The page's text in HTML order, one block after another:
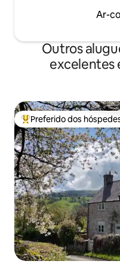
Ar-
Outros
excelentes
Entre os melhores
Preferido dos